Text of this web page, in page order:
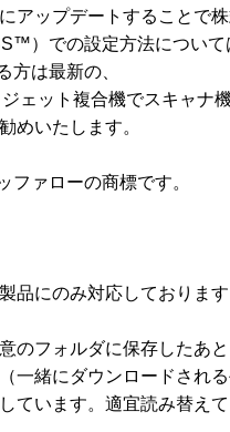
ップデートすることで
）での設定方法について
は最新の、
ト複合機でスキャナ機
いたします。
ローの商標です。
品にのみ対応しておりま
のフォルダに保存したあ
一緒にダウンロードされ
ています。適宜読み替え